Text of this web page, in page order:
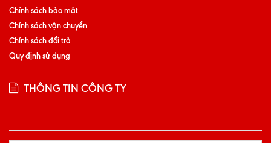
Chính sách bảo mật
Chính sách vận chuyển
Chính sách đổi trả
Quy định sử dụng
THÔNG TIN CÔNG TY